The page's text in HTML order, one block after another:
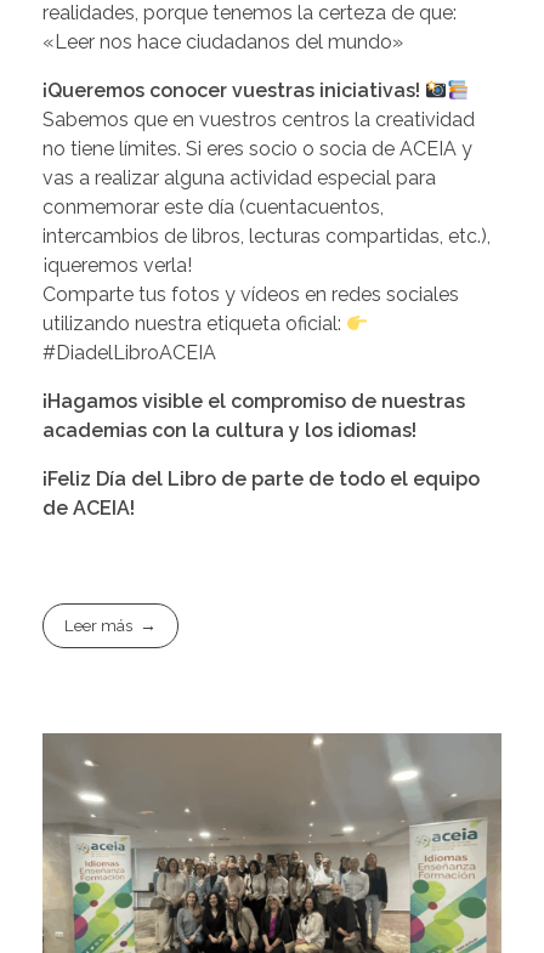
realidades, porque tenemos la certeza de que:
«Leer nos hace ciudadanos del mundo»
¡Queremos conocer vuestras iniciativas!
Sabemos que en vuestros centros la creatividad
no tiene límites. Si eres socio o socia de ACEIA y
vas a realizar alguna actividad especial para
conmemorar este día (cuentacuentos,
intercambios de libros, lecturas compartidas, etc.),
¡queremos verla!
Comparte tus fotos y vídeos en redes sociales
utilizando nuestra etiqueta oficial:
#DiadelLibroACEIA
¡Hagamos visible el compromiso de nuestras
academias con la cultura y los idiomas!
¡Feliz Día del Libro de parte de todo el equipo
de ACEIA!
Leer más